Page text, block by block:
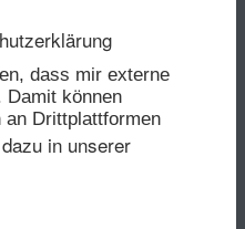
dass mir externe
Damit können
an Drittplattformen
in unserer